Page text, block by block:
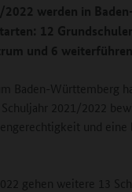
werden in
12
und 6
Baden-Württemberg
2021/2022
und
gehen weitere 13